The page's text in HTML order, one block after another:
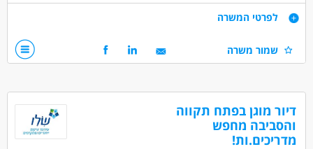
ליווי והדרכה של אוכלוסיות מוחלשות בדרך לעצמאות,
עבודה בתחומים מגוונים,
מה תקבלו?
סביבה תומכת ומשפחתית
מקומות עבודה בכל הארץ!
דרישות
אחריות,
חינוך, הוראה והדרכה - חונכות
חינוך, הוראה והדרכה - מדריך/ה
לפרטי המשרה
שמור משרה
דיור מוגן בפתח תקווה
והסביבה מחפש
מדריכים.ות!